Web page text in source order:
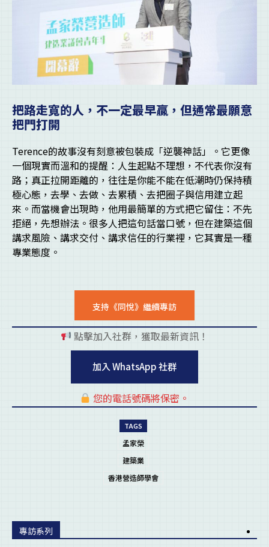
把路走寬的人，不一定最早贏，但通常最願意
把門打開
Terence的故事沒有刻意被包裝成「逆襲神話」。它更像
一個現實而溫和的提醒：人生起點不理想，不代表你沒有
路；真正拉開距離的，往往是你能不能在低潮時仍保持積
極心態，去學、去做、去累積、去把圈子與信用建立起
來。而當機會出現時，他用最簡單的方式把它留住：不先
拒絕，先想辦法。很多人把這句話當口號，但在建築這個
講求風險、講求交付、講求信任的行業裡，它其實是一種
專業態度。
支持《同悅》繼續專訪
點擊加入社群，獲取最新資訊！
加入 WhatsApp 社群
您的電話號碼將保密。
TAGS
孟家榮
建築業
香港營造師學會
專訪系列